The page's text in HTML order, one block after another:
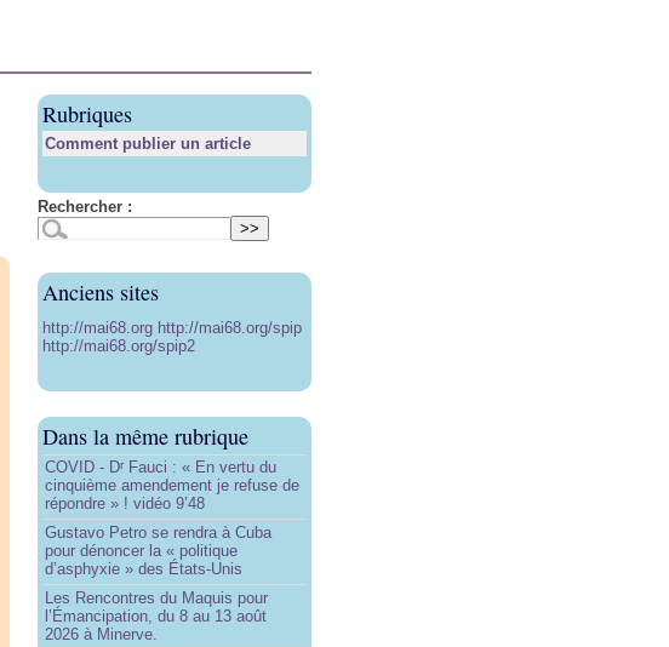
Rubriques
Comment publier un article
Rechercher :
Anciens sites
http://mai68.org http://mai68.org/spip
http://mai68.org/spip2
Dans la même rubrique
COVID - Dr Fauci : « En vertu du
cinquième amendement je refuse de
répondre » ! vidéo 9’48
Gustavo Petro se rendra à Cuba
pour dénoncer la « politique
d’asphyxie » des États-Unis
Les Rencontres du Maquis pour
l’Émancipation, du 8 au 13 août
2026 à Minerve.